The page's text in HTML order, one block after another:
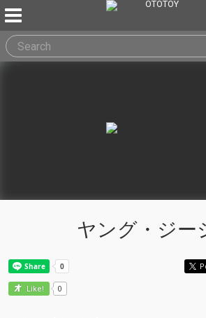
ヤング・ジー
Like! 0